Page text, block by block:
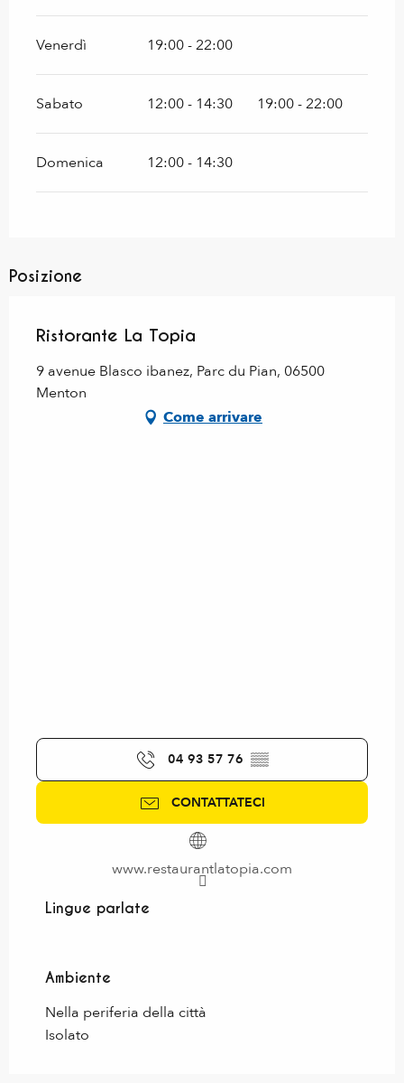
Venerdì 19:00 - 22:00
Sabato 12:00 - 14:30 19:00 - 22:00
Domenica 12:00 - 14:30
Posizione
Ristorante La Topia
9 avenue Blasco ibanez, Parc du Pian, 06500
Menton
Come arrivare
04 93 57 76 ▒▒
CONTATTATECI
www.restaurantlatopia.com
Lingue parlate
Lingue parlate
Ambiente
Ambiente
Nella periferia della città
Isolato